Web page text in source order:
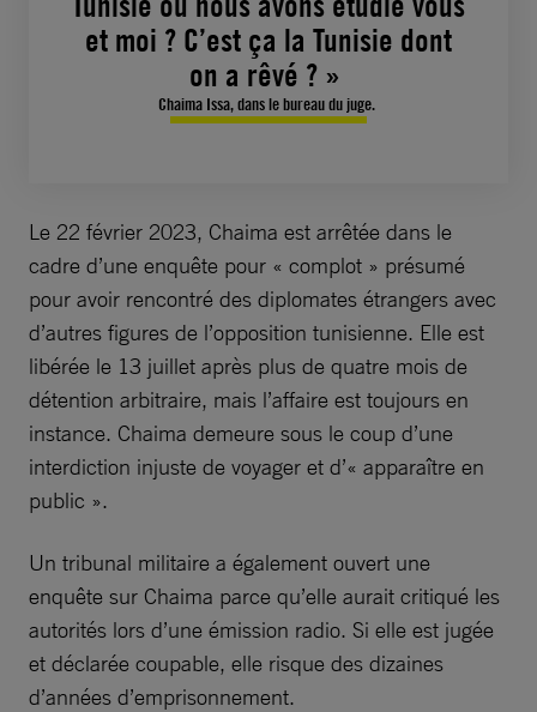
et moi ? C’est ça la Tunisie dont
on a rêvé ? »
Chaima Issa, dans le bureau du juge.
Le 22 février 2023, Chaima est arrêtée dans le
cadre d’une enquête pour « complot » présumé
pour avoir rencontré des diplomates étrangers avec
d’autres figures de l’opposition tunisienne. Elle est
libérée le 13 juillet après plus de quatre mois de
détention arbitraire, mais l’affaire est toujours en
instance. Chaima demeure sous le coup d’une
interdiction injuste de voyager et d’« apparaître en
public ».
Un tribunal militaire a également ouvert une
enquête sur Chaima parce qu’elle aurait critiqué les
autorités lors d’une émission radio. Si elle est jugée
et déclarée coupable, elle risque des dizaines
d’années d’emprisonnement.